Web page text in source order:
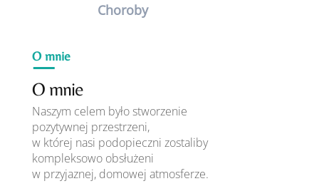
Choroby
O mnie
O mnie
Naszym celem było stworzenie
pozytywnej przestrzeni,
w której nasi podopieczni zostaliby
kompleksowo obsłużeni
w przyjaznej, domowej atmosferze.